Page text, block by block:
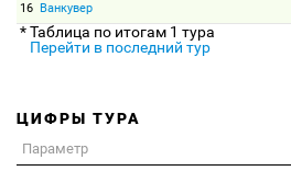
16 Ванкувер
* Таблица по итогам 1 тура
Перейти в последний тур
ЦИФРЫ ТУРА
Параметр